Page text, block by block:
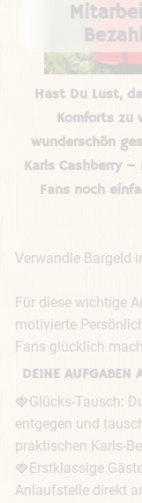
Hast Du Lust,
Komforts zu
wunderschön
Karls Cashberry
Fans noch
Verwandle Bargeld
Für diese wichtige
motivierte
Fans glücklich
DEINE AUFGABEN
🍓Glücks-Tausch:
entgegen und
praktischen Karls-
🍓Erstklassige
Anlaufstelle direkt